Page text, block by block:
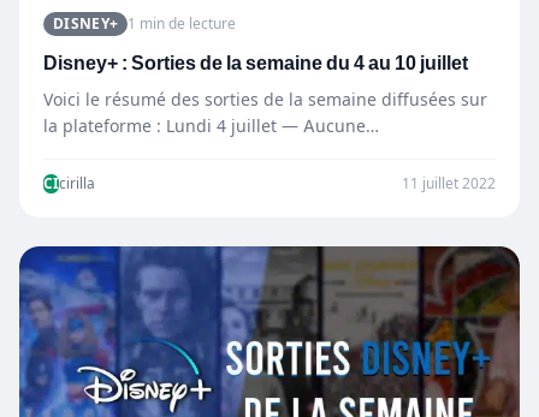
DISNEY+ 1 min de lecture
Disney+ : Sorties de la semaine du 4 au 10 juillet
Voici le résumé des sorties de la semaine diffusées sur
la plateforme : Lundi 4 juillet — Aucune…
CIcirilla 11 juillet 2022